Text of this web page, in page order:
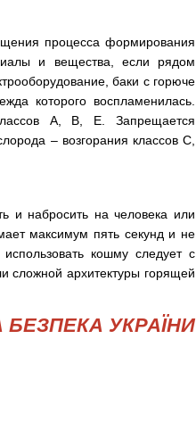
процесса формирования
и вещества, если рядом
баки с горюче
которого воспламенилась.
A, B, E. Запрещается
– возгорания классов С,
и набросить на человека или
максимум пять секунд и не
кошму следует с
сложной архитектуры горящей
УКРАЇНИ